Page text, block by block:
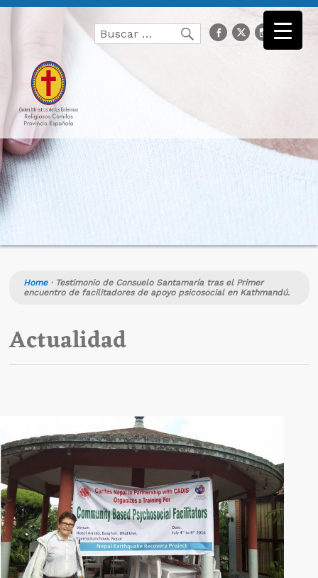
Buscar
por:
Buscarfacebook
Twitter
Home· Testimonio de Consuelo Santamaría tras el Primer
encuentro de facilitadores de apoyo psicosocial en Kathmandú.
Actualidad